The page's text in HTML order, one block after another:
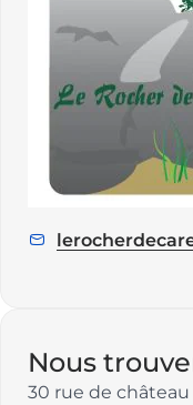
Nous
30 rue de château